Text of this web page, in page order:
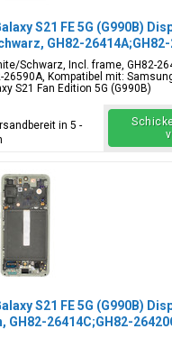
S21 FE 5G (G990B)
GH82-
Schwarz, Incl. frame, GH82-
26590A, Kompatibel mit:
S21 Fan Edition 5G (G990B)
in 5 -
S21 FE 5G (G990B)
GH82-26414C;GH82-